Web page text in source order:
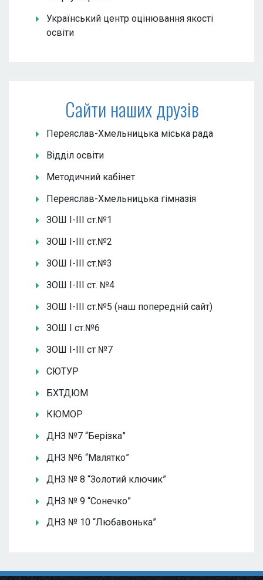
Український центр оцінювання якості
освіти
Сайти наших друзів
Переяслав-Хмельницька міська рада
Відділ освіти
Методичний кабінет
Переяслав-Хмельницька гімназія
ЗОШ І-ІІІ ст.№1
ЗОШ І-ІІІ ст.№2
ЗОШ І-ІІІ ст.№3
ЗОШ І-ІІІ ст. №4
ЗОШ І-ІІІ ст.№5 (наш попередній сайт)
ЗОШ І ст.№6
ЗОШ І-ІІІ ст №7
СЮТУР
БХТДЮМ
КЮМОР
ДНЗ №7 “Берізка”
ДНЗ №6 “Малятко”
ДНЗ № 8 “Золотий ключик”
ДНЗ № 9 “Сонечко”
ДНЗ № 10 “Любавонька”